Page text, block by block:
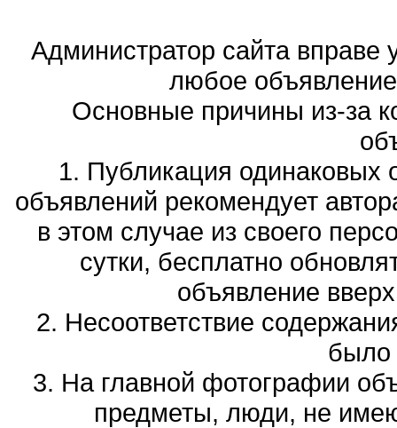
Администратор сайта вправе
любое
Основные причины из-за
1. Публикация одинаковых
объявлений рекомендует
в этом случае из своего
сутки, бесплатно
объявление
2. Несоответствие
было
3. На главной фотографии
предметы, люди, не